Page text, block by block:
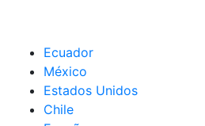
Ecuador
México
Estados Unidos
Chile